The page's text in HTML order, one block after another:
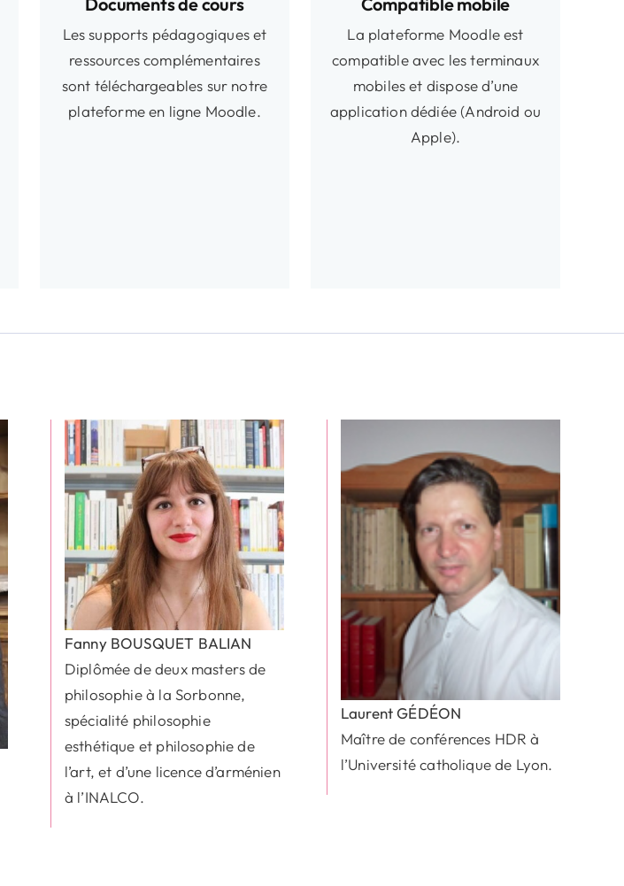
Les supports pédagogiques et
ressources complémentaires
sont téléchargeables sur notre
plateforme en ligne Moodle.
La plateforme Moodle est
compatible avec les terminaux
mobiles et dispose d’une
application dédiée (Android ou
Apple).
Fanny BOUSQUET BALIAN
Diplômée de deux masters de
philosophie à la Sorbonne,
spécialité philosophie
esthétique et philosophie de
l’art, et d’une licence d’arménien
à l’INALCO.
Laurent GÉDÉON
Maître de conférences HDR à
l’Université catholique de Lyon.